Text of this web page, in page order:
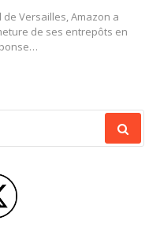
de Versailles, Amazon a
de ses entrepôts en